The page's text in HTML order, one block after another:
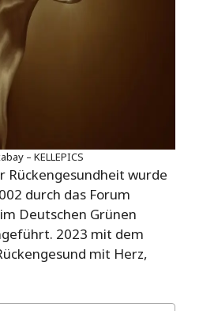
– KELLEPICS
Rückengesundheit wurde
durch das Forum
Deutschen Grünen
. 2023 mit dem
mit Herz,